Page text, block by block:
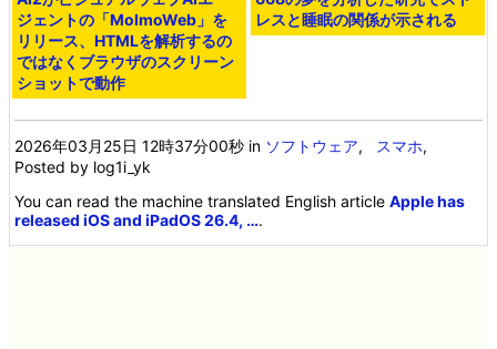
ジェントの「MolmoWeb」を
リリース、HTMLを解析するの
ではなくブラウザのスクリーン
ショットで動作
レスと睡眠の関係が示される
2026年03月25日 12時37分00秒 in ソフトウェア, スマホ,
Posted by log1i_yk
You can read the machine translated English articleApple has
released iOS and iPadOS 26.4, ….